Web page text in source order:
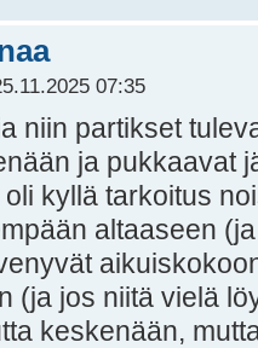
07:35
niin partikset
ja pukkaavat
kyllä tarkoitus
altaaseen
(ja jos niitä vielä
keskenään,